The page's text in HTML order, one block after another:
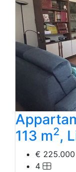
113 m2,
€ 225.000
4